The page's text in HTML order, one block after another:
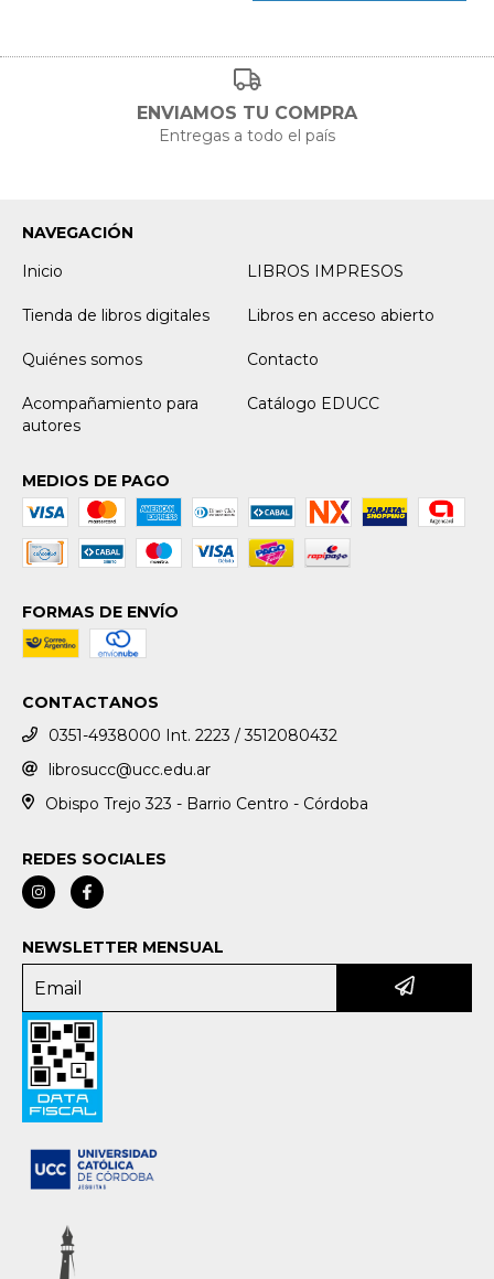
ENVIAMOS TU COMPRA
Entregas a todo el país
NAVEGACIÓN
Inicio
LIBROS IMPRESOS
Tienda de libros digitales Libros en acceso abierto
Quiénes somos Contacto
Acompañamiento para
autores
Catálogo EDUCC
MEDIOS DE PAGO
FORMAS DE ENVÍO
CONTACTANOS
0351-4938000 Int. 2223 / 3512080432
librosucc@ucc.edu.ar
Obispo Trejo 323 - Barrio Centro - Córdoba
REDES SOCIALES
NEWSLETTER MENSUAL